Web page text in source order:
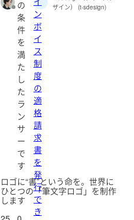
の
条
件
を
満
た
し
た
ラ
ン
サ
ー
で
す
ン
ボ
イ
ス
制
度
の
適
格
請
求
書
を
発
行
で
き
ザイン） (t-sdesign)
ロゴに“書”という命を。世界に
ひとつの「筆文字ロゴ」を制作
します